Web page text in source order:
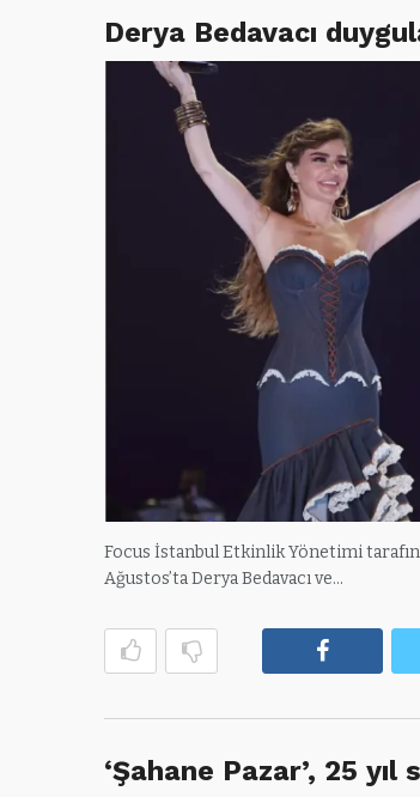
Derya Bedavacı
Focus İstanbul Etkinlik Yönetimi
Ağustos’ta Derya Bedavacı ve…
‘Şahane Pazar’, 25